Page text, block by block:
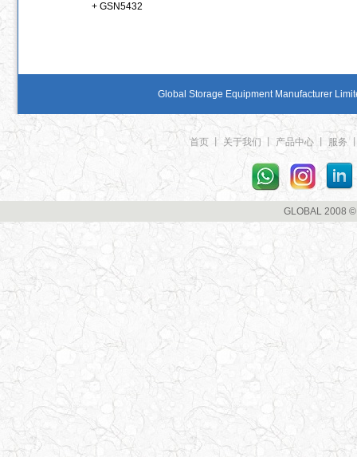
+ GSN5432
Global Storage Equipment Manufacturer
首页 关于我们 产品中心 服务
GLOBAL 2008